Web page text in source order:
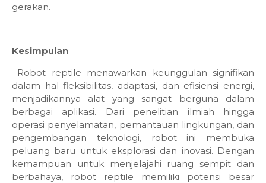
gerakan.
Kesimpulan
Robot reptile menawarkan keunggulan signifikan
dalam hal fleksibilitas, adaptasi, dan efisiensi energi,
menjadikannya alat yang sangat berguna dalam
berbagai aplikasi. Dari penelitian ilmiah hingga
operasi penyelamatan, pemantauan lingkungan, dan
pengembangan teknologi, robot ini membuka
peluang baru untuk eksplorasi dan inovasi. Dengan
kemampuan untuk menjelajahi ruang sempit dan
berbahaya, robot reptile memiliki potensi besar